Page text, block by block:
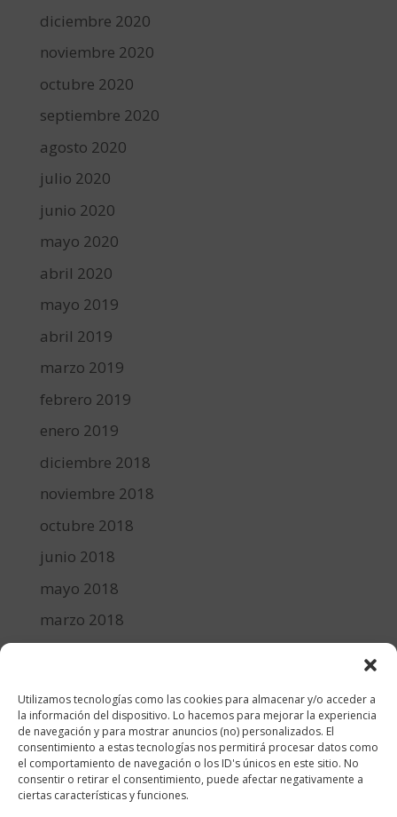
Utilizamos tecnologías como las cookies para almacenar y/o acceder a
la información del dispositivo. Lo hacemos para mejorar la experiencia
de navegación y para mostrar anuncios (no) personalizados. El
consentimiento a estas tecnologías nos permitirá procesar datos como
el comportamiento de navegación o los ID's únicos en este sitio. No
consentir o retirar el consentimiento, puede afectar negativamente a
ciertas características y funciones.
diciembre 2020
noviembre 2020
octubre 2020
septiembre 2020
agosto 2020
julio 2020
junio 2020
mayo 2020
abril 2020
mayo 2019
abril 2019
marzo 2019
febrero 2019
enero 2019
diciembre 2018
noviembre 2018
octubre 2018
junio 2018
mayo 2018
marzo 2018
diciembre 2017
Categorías
cocina y recetas